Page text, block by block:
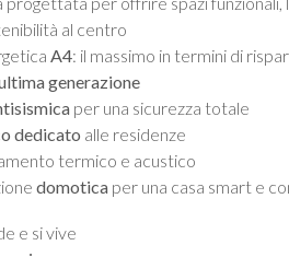
al centro
A4: il massimo in termini di
generazione
per una sicurezza totale
dedicato alle residenze
termico e acustico
domoticaper una casa smart e
e si vive